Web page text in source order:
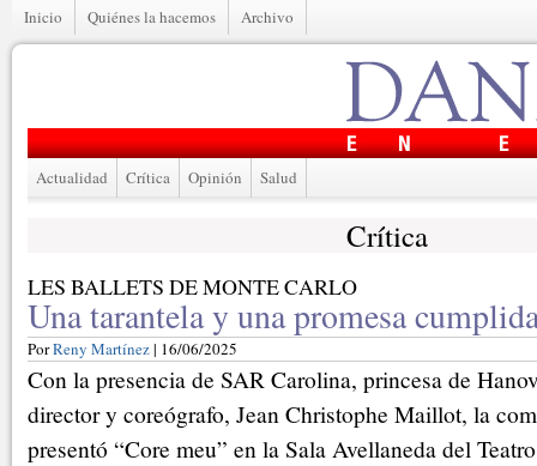
Inicio Quiénes la hacemos Archivo
Actualidad Crítica Opinión Salud
Crítica
LES BALLETS DE MONTE CARLO
Una tarantela y una promesa
PorReny Martínez| 16/06/2025
Con la presencia de SAR Carolina, princesa de
director y coreógrafo, Jean Christophe Maillot, la
presentó “Core meu” en la Sala Avellaneda del